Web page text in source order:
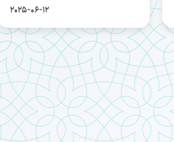
2025-06-12